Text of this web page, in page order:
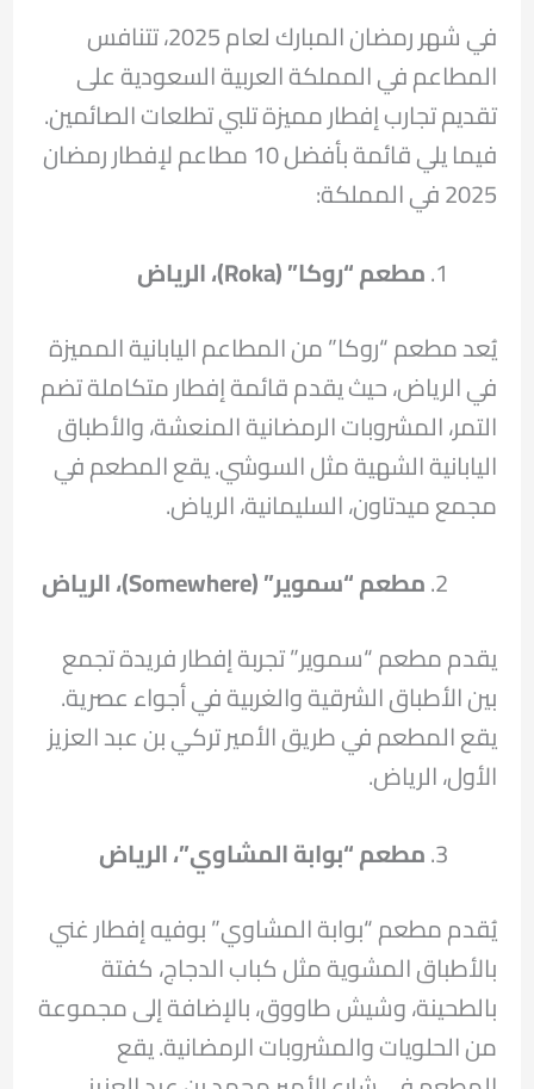
في شهر رمضان المبارك لعام 2025، تتنافس
المطاعم في المملكة العربية السعودية على
تقديم تجارب إفطار مميزة تلبي تطلعات الصائمين.
فيما يلي قائمة بأفضل 10 مطاعم لإفطار رمضان
2025 في المملكة:
مطعم “روكا” (Roka)
، الرياض
يُعد مطعم “روكا” من المطاعم اليابانية المميزة
في الرياض، حيث يقدم قائمة إفطار متكاملة تضم
التمر، المشروبات الرمضانية المنعشة، والأطباق
اليابانية الشهية مثل السوشي. يقع المطعم في
مجمع ميدتاون، السليمانية، الرياض.
مطعم “سموير” (Somewhere)
، الرياض
يقدم مطعم “سموير” تجربة إفطار فريدة تجمع
بين الأطباق الشرقية والغربية في أجواء عصرية.
يقع المطعم في طريق الأمير تركي بن عبد العزيز
الأول، الرياض.
مطعم “بوابة المشاوي”، الرياض
يُقدم مطعم “بوابة المشاوي” بوفيه إفطار غني
بالأطباق المشوية مثل كباب الدجاج، كفتة
بالطحينة، وشيش طاووق، بالإضافة إلى مجموعة
من الحلويات والمشروبات الرمضانية. يقع